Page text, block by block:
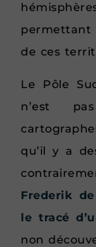
permettant
de ces
Le Pôle
n’est
qu’il y a
Frederik
le tracé
non